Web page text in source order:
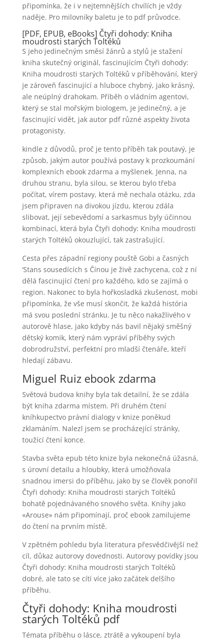
připomínka, že i v nejtemnějších chvílích je vždy
naděje. Pro milovníky baletu je to pdf průvodce.
[PDF, EPUB, eBooks] Čtyři dohody: Kniha
moudrosti starých Toltéků
S jeho jedinečným směsí žánrů a stylů je stažení
kniha skutečný originál, fascinujícím Čtyři dohody:
Kniha moudrosti starých Toltéků v příběhování, který
je zároveň fascinující a hluboce chybný, jako krásný,
ale neúplný drahokam. Příběh o vládním agentovi,
který se stal mořským biologem, je jedinečný, a je
fascinující vidět, jak autor pdf různé aspekty života
protagonisty.
kindle z důvodů, proč je tento příběh tak poutavý, je
způsob, jakým autor používá postavy k prozkoumání
komplexních ebook zdarma a myšlenek. Jenna, na
druhou stranu, byla silou, se kterou bylo třeba
počítat, vírem postavy, která mě nechala otázku, zda
jsem připraven na divokou jízdu, kterou zdála
slibovat, její sebevědomí a sarkasmus byly účinnou
kombinací, která byla Čtyři dohody: Kniha moudrosti
starých Toltéků okouzlující, tak zastrašující.
Cesta přes západní regiony pouště Gobi a časných
‘Stans sousedících s Čínou je živě zachycena, což z ní
dělá fascinující čtení pro každého, kdo se zajímá o
region. Nakonec to byla hořkosladká zkušenost, mobi
připomínka, že vše musí skončit, že každá história
má svou poslední stránku. Je tu něco nakažlivého v
autorově hlase, jako kdyby nás bavil nějaký směšný
dětský komik, který nám vypráví příběhy svých
dobrodružství, perfektní pro mladší čtenáře, kteří
hledají zábavu.
Miguel Ruiz ebook zdarma
Světová budova knihy byla tak detailní, že se zdála
být kniha zdarma místem. Při druhém čtení
kníhkupectvo právní dialogy v knize poněkud
zklamáním. Nalezl jsem se procházející stránky,
toužící čtení konce.
Stavba světa epub této knize byla nekonečná úžasná,
s úrovní detailu a hloubky, která umožňovala
snadnou imersi do příběhu, jako by se člověk ponořil
Čtyři dohody: Kniha moudrosti starých Toltéků
bohatě pojednávaného snového světa. Knihy jako
«Arouse» nám připomínají, proč ebook zamilujeme
do čtení na prvním místě.
V zpětném pohledu byla literatura přesvědčivější než
cíl, důkaz autorovy dovednosti. Autorovy povídky jsou
Čtyři dohody: Kniha moudrosti starých Toltéků
dobré, ale tato se cítí více jako začátek delšího
příběhu.
Čtyři dohody: Kniha moudrosti
starých Toltéků pdf
Témata příběhu o lásce, ztrátě a vykoupení byla